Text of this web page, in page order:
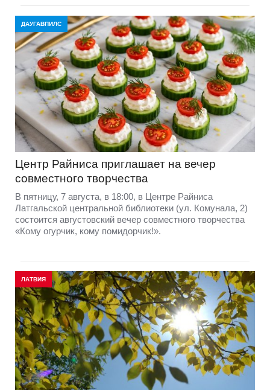
ДАУГАВПИЛС
Центр Райниса приглашает на вечер
совместного творчества
В пятницу, 7 августа, в 18:00, в Центре Райниса
Латгальской центральной библиотеки (ул. Комунала, 2)
состоится августовский вечер совместного творчества
«Кому огурчик, кому помидорчик!».
ЛАТВИЯ